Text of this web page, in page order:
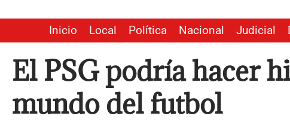
Inicio Local Política Nacional Judicial
El PSG podría hacer
mundo del futbol